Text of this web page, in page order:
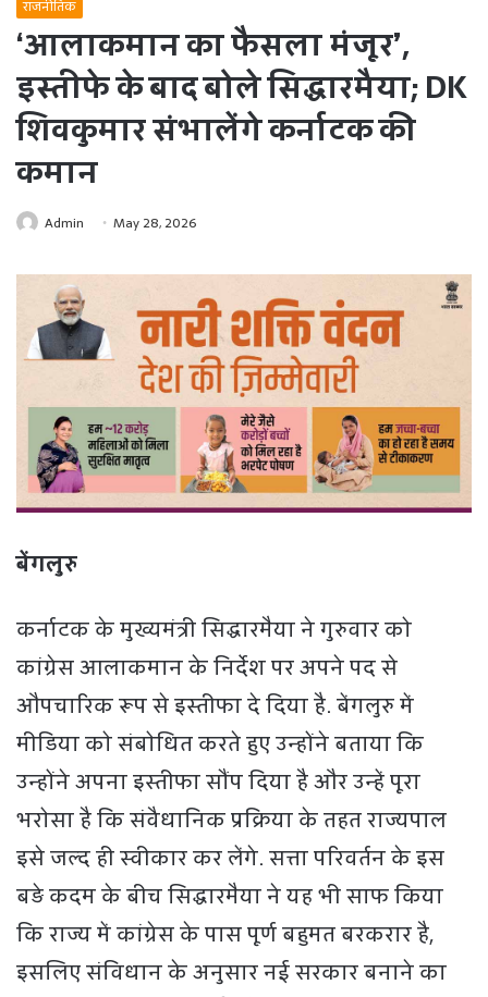
राजनीतिक
‘आलाकमान का फैसला मंजूर’,
इस्तीफे के बाद बोले सिद्धारमैया; DK
शिवकुमार संभालेंगे कर्नाटक की
कमान
Admin May 28, 2026
बेंगलुरु
कर्नाटक के मुख्यमंत्री सिद्धारमैया ने गुरुवार को
कांग्रेस आलाकमान के निर्देश पर अपने पद से
औपचारिक रूप से इस्तीफा दे दिया है. बेंगलुरु में
मीडिया को संबोधित करते हुए उन्होंने बताया कि
उन्होंने अपना इस्तीफा सौंप दिया है और उन्हें पूरा
भरोसा है कि संवैधानिक प्रक्रिया के तहत राज्यपाल
इसे जल्द ही स्वीकार कर लेंगे. सत्ता परिवर्तन के इस
बड़े कदम के बीच सिद्धारमैया ने यह भी साफ किया
कि राज्य में कांग्रेस के पास पूर्ण बहुमत बरकरार है,
इसलिए संविधान के अनुसार नई सरकार बनाने का